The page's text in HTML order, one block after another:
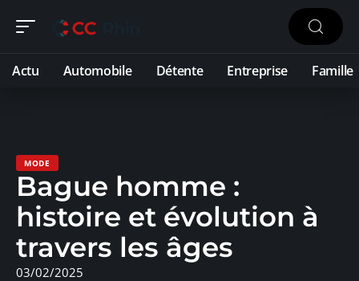
Actu Automobile Détente Entreprise Famille
MODE
Bague homme :
histoire et évolution à
travers les âges
03/02/2025